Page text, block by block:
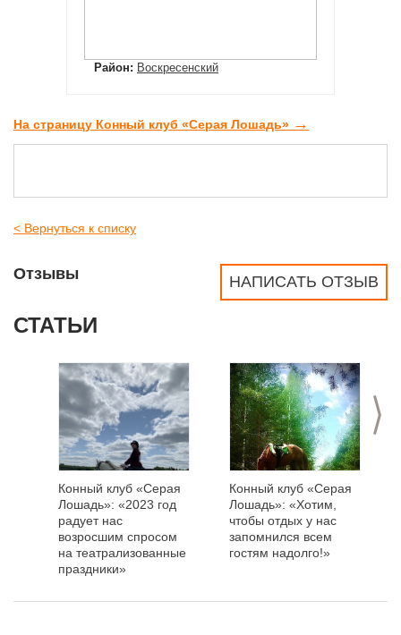
Район: Воскресенский
На страницу Конный клуб «Серая Лошадь» →
< Вернуться к списку
НАПИСАТЬ ОТЗЫВ
Отзывы
СТАТЬИ
>
Конный клуб «Серая
Лошадь»: «2023 год
радует нас
возросшим спросом
на театрализованные
праздники»
Конный клуб «Серая
Лошадь»: «Хотим,
чтобы отдых у нас
запомнился всем
гостям надолго!»